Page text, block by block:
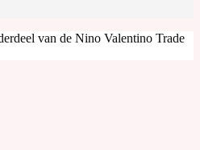
van de Nino Valentino Trade